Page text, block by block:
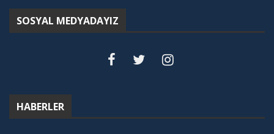
SOSYAL MEDYADAYIZ
HABERLER